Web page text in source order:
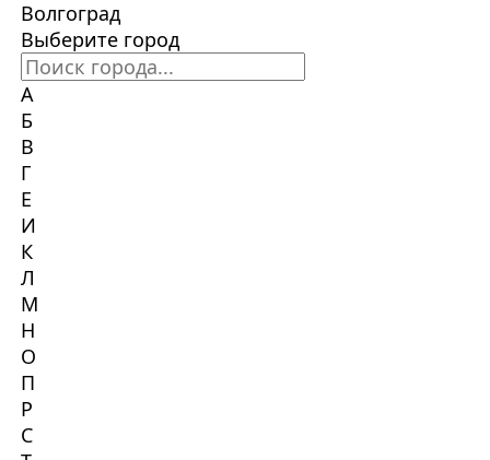
Волгоград
Выберите город
А
Б
В
Г
Е
И
К
Л
М
Н
О
П
Р
С